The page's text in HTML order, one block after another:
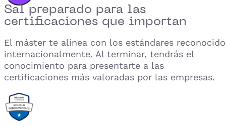
Sal preparado para las
certificaciones que importan
El máster te alinea con los estándares
internacionalmente. Al terminar, tendrás el
conocimiento para presentarte a las
certificaciones más valoradas por las empresas.